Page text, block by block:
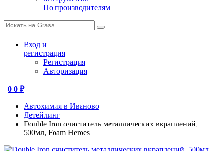
По производителям
Вход и
регистрация
Регистрация
Авторизация
0 0 ₽
Автохимия в Иваново
Детейлинг
Double Iron очиститель металлических вкраплений,
500мл, Foam Heroes